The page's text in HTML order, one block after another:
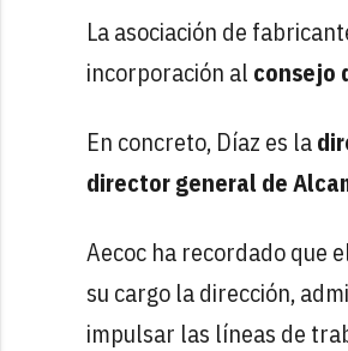
La asociación de
incorporación al consejo
En concreto, Díaz es la
director general de
Aecoc ha recordado que
su cargo la dirección,
impulsar las líneas de